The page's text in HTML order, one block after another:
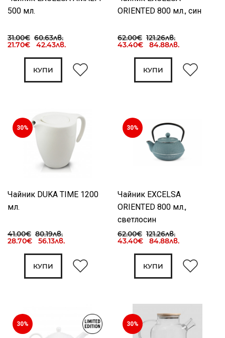
500 мл.
31.00€ 60.63лв.
21.70€ 42.43лв.
КУПИ
ORIENTED 800 мл., син
62.00€ 121.26лв.
43.40€ 84.88лв.
КУПИ
30%
Чайник DUKA TIME 1200
мл.
41.00€ 80.19лв.
28.70€ 56.13лв.
КУПИ
30%
Чайник EXCELSA
ORIENTED 800 мл.,
светлосин
62.00€ 121.26лв.
43.40€ 84.88лв.
КУПИ
30% 30%